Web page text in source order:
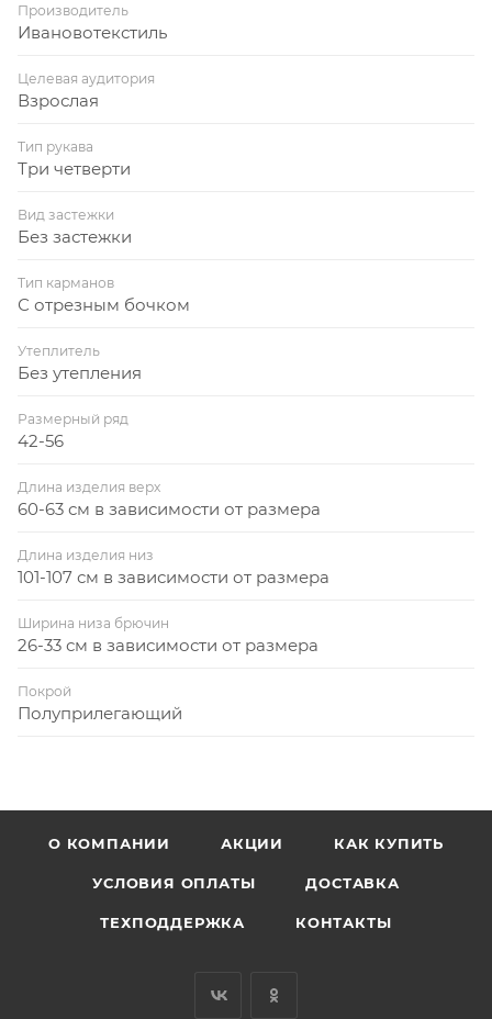
Производитель
Ивановотекстиль
Целевая аудитория
Взрослая
Тип рукава
Три четверти
Вид застежки
Без застежки
Тип карманов
С отрезным бочком
Утеплитель
Без утепления
Размерный ряд
42-56
Длина изделия верх
60-63 см в зависимости от размера
Длина изделия низ
101-107 см в зависимости от размера
Ширина низа брючин
26-33 см в зависимости от размера
Покрой
Полуприлегающий
О КОМПАНИИ АКЦИИ КАК КУПИТЬ
УСЛОВИЯ ОПЛАТЫ ДОСТАВКА
ТЕХПОДДЕРЖКА КОНТАКТЫ